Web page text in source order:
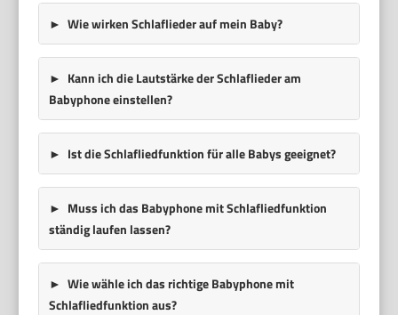
Wie wirken Schlaflieder auf mein Baby?
Kann ich die Lautstärke der Schlaflieder am
Babyphone einstellen?
Ist die Schlafliedfunktion für alle Babys geeignet?
Muss ich das Babyphone mit Schlafliedfunktion
ständig laufen lassen?
Wie wähle ich das richtige Babyphone mit
Schlafliedfunktion aus?